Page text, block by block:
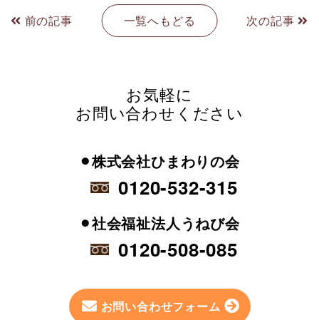
前の記事 一覧へもどる 次の記事
お気軽に
お問い合わせください
⚫︎株式会社ひまわりの会
0120-532-315
⚫︎社会福祉法人うねび会
0120-508-085
お問い合わせフォーム